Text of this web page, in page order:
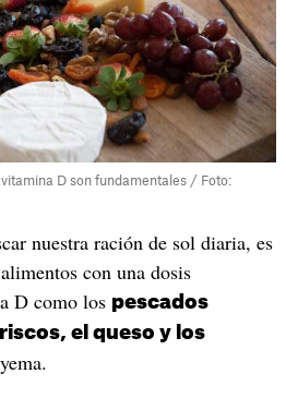
vitamina D son fundamentales / Foto:
nuestra ración de sol diaria, es
con una dosis
D como los pescados
el queso y los